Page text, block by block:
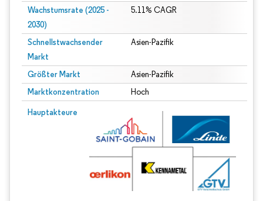
Wachstumsrate (2025 -
2030)
5.11% CAGR
Schnellstwachsender
Markt
Asien-Pazifik
Größter Markt Asien-Pazifik
Marktkonzentration Hoch
Hauptakteure
Bild © Mordor Intelligence. Wiederverwendung erfordert Namensnennung